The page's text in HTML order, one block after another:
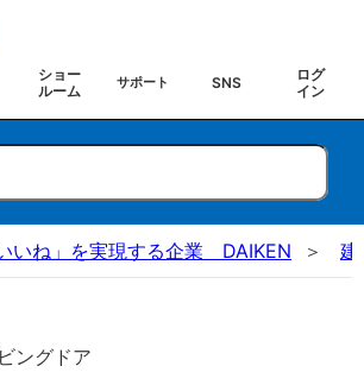
ショー
ルーム
サポート SNS
ログ
イン
いね」を実現する企業 DAIKEN 建
ングドア